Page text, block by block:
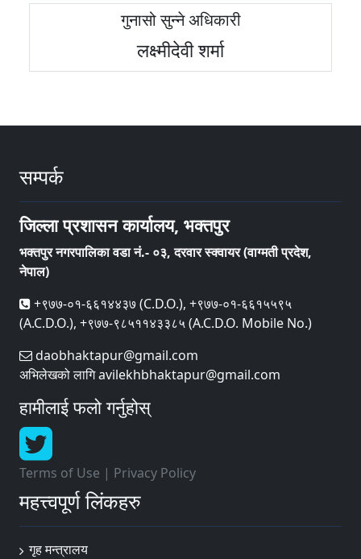
गुनासो सुन्ने अधिकारी
लक्ष्मीदेवी शर्मा
सम्पर्क
जिल्ला प्रशासन कार्यालय, भक्तपुर
भक्तपुर नगरपालिका वडा नं.- ०३, दरवार स्क्वायर (वाग्मती प्रदेश,
नेपाल)
+९७७-०१-६६१४४३७ (C.D.O.), +९७७-०१-६६१५५९५
(A.C.D.O.), +९७७-९८५११४३३८५ (A.C.D.O. Mobile No.)
daobhaktapur@gmail.com
अभिलेखको लागि avilekhbhaktapur@gmail.com
हामीलाई फलो गर्नुहोस्
Terms of Use | Privacy Policy
महत्त्वपूर्ण लिंकहरु
गृह मन्त्रालय